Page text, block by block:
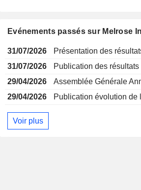
Evénements passés sur Melrose
31/07/2026
Présentation des
31/07/2026
Publication des résultats
29/04/2026
Assemblée Générale
29/04/2026
Publication évolution de
Voir plus